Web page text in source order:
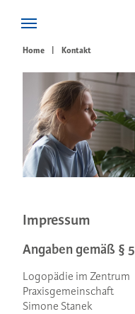
Home Kontakt
Impressum
Angaben gemäß §
Logopädie im Zentrum
Praxisgemeinschaft
Simone Stanek